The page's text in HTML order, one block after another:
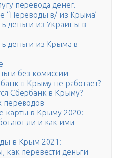
перевода денег.
“Переводы в/ из Крыма”
деньги из Украины в
деньги из Крыма в
без комиссии
в Крыму не работает?
Сбербанк в Крыму?
переводов
карты в Крыму 2020:
ли и как ими
в Крым 2021:
как перевести деньги